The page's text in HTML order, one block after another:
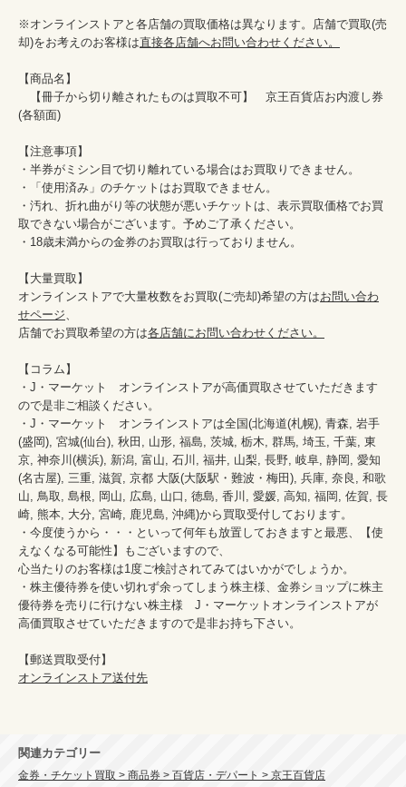
※オンラインストアと各店舗の買取価格は異なります。店舗で買取(売
却)をお考えのお客様は直接各店舗へお問い合わせください。
【商品名】
【冊子から切り離されたものは買取不可】　京王百貨店お内渡し券
(各額面)
【注意事項】
・半券がミシン目で切り離れている場合はお買取りできません。
・「使用済み」のチケットはお買取できません。
・汚れ、折れ曲がり等の状態が悪いチケットは、表示買取価格でお買
取できない場合がございます。予めご了承ください。
・18歳未満からの金券のお買取は行っておりません。
【大量買取】
オンラインストアで大量枚数をお買取(ご売却)希望の方はお問い合わ
せページ、
店舗でお買取希望の方は各店舗にお問い合わせください。
【コラム】
・J・マーケット　オンラインストアが高価買取させていただきます
ので是非ご相談ください。
・J・マーケット　オンラインストアは全国(北海道(札幌), 青森, 岩手
(盛岡), 宮城(仙台), 秋田, 山形, 福島, 茨城, 栃木, 群馬, 埼玉, 千葉, 東
京, 神奈川(横浜), 新潟, 富山, 石川, 福井, 山梨, 長野, 岐阜, 静岡, 愛知
(名古屋), 三重, 滋賀, 京都 大阪(大阪駅・難波・梅田), 兵庫, 奈良, 和歌
山, 鳥取, 島根, 岡山, 広島, 山口, 徳島, 香川, 愛媛, 高知, 福岡, 佐賀, 長
崎, 熊本, 大分, 宮崎, 鹿児島, 沖縄)から買取受付しております。
・今度使うから・・・といって何年も放置しておきますと最悪、【使
えなくなる可能性】もございますので、
心当たりのお客様は1度ご検討されてみてはいかがでしょうか。
・株主優待券を使い切れず余ってしまう株主様、金券ショップに株主
優待券を売りに行けない株主様　J・マーケットオンラインストアが
高価買取させていただきますので是非お持ち下さい。
オンラインストア送付先
関連カテゴリー
金券・チケット買取 > 商品券 > 百貨店・デパート > 京王百貨店